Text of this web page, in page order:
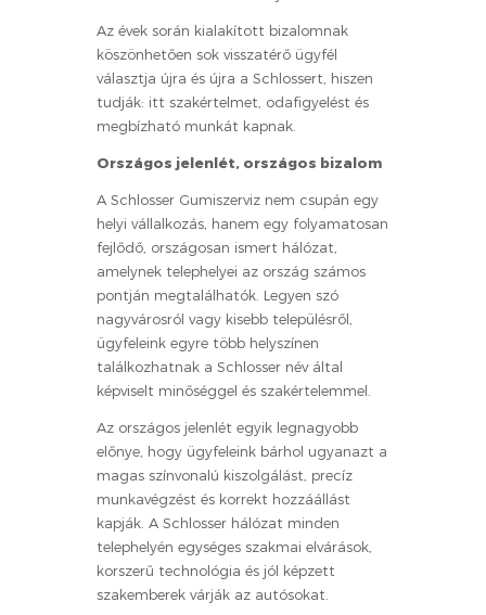
Az évek során kialakított bizalomnak
köszönhetően sok visszatérő ügyfél
választja újra és újra a Schlossert, hiszen
tudják: itt szakértelmet, odafigyelést és
megbízható munkát kapnak.
Országos jelenlét, országos bizalom
A Schlosser Gumiszerviz nem csupán egy
helyi vállalkozás, hanem egy folyamatosan
fejlődő, országosan ismert hálózat,
amelynek telephelyei az ország számos
pontján megtalálhatók. Legyen szó
nagyvárosról vagy kisebb településről,
ügyfeleink egyre több helyszínen
találkozhatnak a Schlosser név által
képviselt minőséggel és szakértelemmel.
Az országos jelenlét egyik legnagyobb
előnye, hogy ügyfeleink bárhol ugyanazt a
magas színvonalú kiszolgálást, precíz
munkavégzést és korrekt hozzáállást
kapják. A Schlosser hálózat minden
telephelyén egységes szakmai elvárások,
korszerű technológia és jól képzett
szakemberek várják az autósokat.